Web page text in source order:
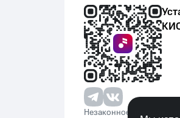
Незаконное